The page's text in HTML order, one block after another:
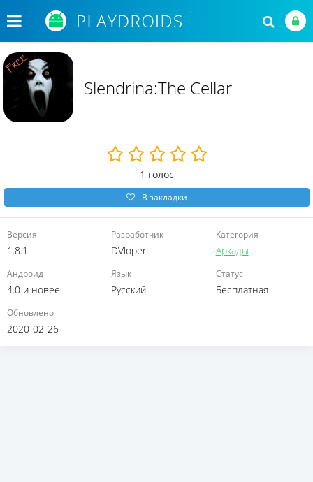
Slendrina:The Cellar
1 голос
В закладки
Версия
1.8.1
Разработчик
DVloper
Категория
Аркады
Андроид
4.0 и новее
Язык
Русский
Статус
Бесплатная
Обновлено
2020-02-26